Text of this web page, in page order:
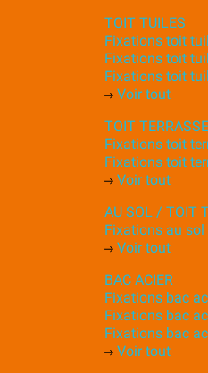
TOIT TUILES
Fixations toit
Fixations toit
Fixations toit
Voir tout
TOIT TERRASSE
Fixations toit
Fixations toit
Voir tout
AU SOL / TOIT
Fixations au
Voir tout
BAC ACIER
Fixations bac
Fixations bac
Fixations bac
Voir tout